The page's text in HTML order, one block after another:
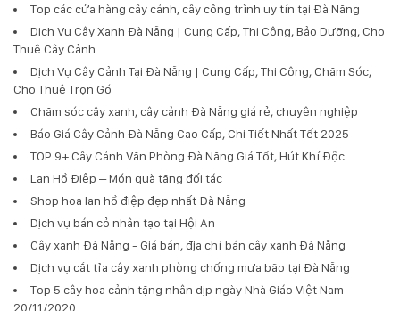
Top các cửa hàng cây cảnh, cây công trình uy tín tại Đà Nẵng
Dịch Vụ Cây Xanh Đà Nẵng | Cung Cấp, Thi Công, Bảo Dưỡng, Cho
Thuê Cây Cảnh
Dịch Vụ Cây Cảnh Tại Đà Nẵng | Cung Cấp, Thi Công, Chăm Sóc,
Cho Thuê Trọn Gó
Chăm sóc cây xanh, cây cảnh Đà Nẵng giá rẻ, chuyên nghiệp
Báo Giá Cây Cảnh Đà Nẵng Cao Cấp, Chi Tiết Nhất Tết 2025
TOP 9+ Cây Cảnh Văn Phòng Đà Nẵng Giá Tốt, Hút Khí Độc
Lan Hồ Điệp – Món quà tặng đối tác
Shop hoa lan hồ điệp đẹp nhất Đà Nẵng
Dịch vụ bán cỏ nhân tạo tại Hội An
Cây xanh Đà Nẵng - Giá bán, địa chỉ bán cây xanh Đà Nẵng
Dịch vụ cắt tỉa cây xanh phòng chống mưa bão tại Đà Nẵng
Top 5 cây hoa cảnh tặng nhân dịp ngày Nhà Giáo Việt Nam
20/11/2020